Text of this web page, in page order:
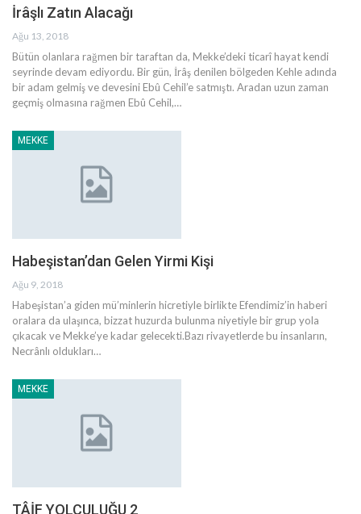
İrâşlı Zatın Alacağı
Ağu 13, 2018
Bütün olanlara rağmen bir taraftan da, Mekke’deki ticarî hayat kendi
seyrinde devam ediyordu. Bir gün, İrâş denilen bölgeden Kehle adında
bir adam gelmiş ve devesini Ebû Cehil’e satmıştı. Aradan uzun zaman
geçmiş olmasına rağmen Ebû Cehil,…
MEKKE
Habeşistan’dan Gelen Yirmi Kişi
Ağu 9, 2018
Habeşistan’a giden mü’minlerin hicretiyle birlikte Efen­dimiz’in haberi
oralara da ulaşınca, bizzat huzurda bulunma niyetiyle bir grup yola
çıkacak ve Mekke’ye kadar gelecekti.Bazı rivayetlerde bu insanların,
Necrânlı oldukları…
MEKKE
TÂİF YOLCULUĞU 2